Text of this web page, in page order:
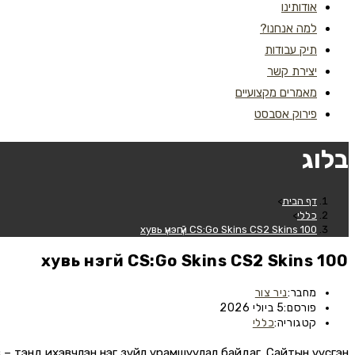
אודותינו
למה אנחנו?
תיק עבודות
יצירת קשר
מאמרים מקצועיים
פירוק אסבסט
בלוג
דף הבית>
כללי>
100 хувь үнэгүй CS:Go Skins CS2 Skins
100 хувь үнэгүй CS:Go Skins CS2 Skins
מחבר:ניר צור
פורסם:5 ביולי 2026
קטגוריה:כללי